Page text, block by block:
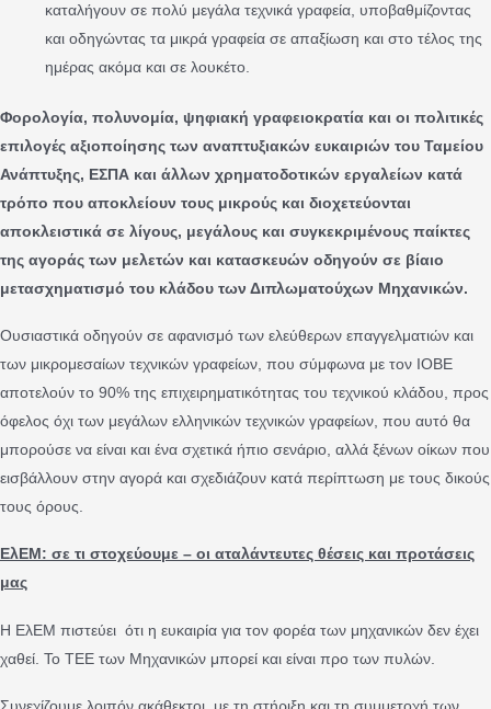
καταλήγουν σε πολύ μεγάλα τεχνικά γραφεία, υποβαθμίζοντας
και οδηγώντας τα μικρά γραφεία σε απαξίωση και στο τέλος της
ημέρας ακόμα και σε λουκέτο.
Φορολογία, πολυνομία, ψηφιακή γραφειοκρατία και οι πολιτικές
επιλογές αξιοποίησης των αναπτυξιακών ευκαιριών του Ταμείου
Ανάπτυξης, ΕΣΠΑ και άλλων χρηματοδοτικών εργαλείων κατά
τρόπο που αποκλείουν τους μικρούς και διοχετεύονται
αποκλειστικά σε λίγους, μεγάλους και συγκεκριμένους παίκτες
της αγοράς των μελετών και κατασκευών οδηγούν σε βίαιο
μετασχηματισμό του κλάδου των Διπλωματούχων Μηχανικών.
Ουσιαστικά οδηγούν σε αφανισμό των ελεύθερων επαγγελματιών και
των μικρομεσαίων τεχνικών γραφείων, που σύμφωνα με τον ΙΟΒΕ
αποτελούν το 90% της επιχειρηματικότητας του τεχνικού κλάδου, προς
όφελος όχι των μεγάλων ελληνικών τεχνικών γραφείων, που αυτό θα
μπορούσε να είναι και ένα σχετικά ήπιο σενάριο, αλλά ξένων οίκων που
εισβάλλουν στην αγορά και σχεδιάζουν κατά περίπτωση με τους δικούς
τους όρους.
ΕλΕΜ: σε τι στοχεύουμε – οι αταλάντευτες θέσεις και προτάσεις
μας
Η ΕλΕΜ πιστεύει ότι η ευκαιρία για τον φορέα των μηχανικών δεν έχει
χαθεί. Το ΤΕΕ των Μηχανικών μπορεί και είναι προ των πυλών.